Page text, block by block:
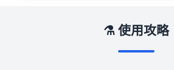
⚗️ 使用攻略